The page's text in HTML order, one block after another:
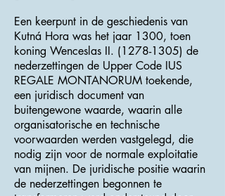
Een keerpunt in de geschiedenis van
Kutná Hora was het jaar 1300, toen
koning Wenceslas II. (1278-1305) de
nederzettingen de Upper Code IUS
REGALE MONTANORUM toekende,
een juridisch document van
buitengewone waarde, waarin alle
organisatorische en technische
voorwaarden werden vastgelegd, die
nodig zijn voor de normale exploitatie
van mijnen. De juridische positie waarin
de nederzettingen begonnen te